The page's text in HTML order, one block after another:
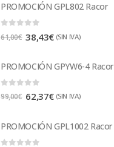
PROMOCIÓN GPL802 Racor
61,00€ 38,43€ (SIN IVA)
PROMOCIÓN GPYW6-4 Racor
0 out of 5
99,00€ 62,37€ (SIN IVA)
PROMOCIÓN GPL1002 Racor